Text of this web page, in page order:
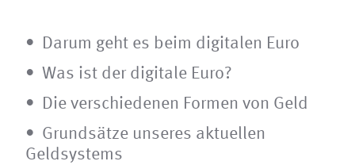
Darum geht es beim digitalen Euro
Was ist der digitale Euro?
Die verschiedenen Formen von Geld
Grundsätze unseres aktuellen
Geldsystems